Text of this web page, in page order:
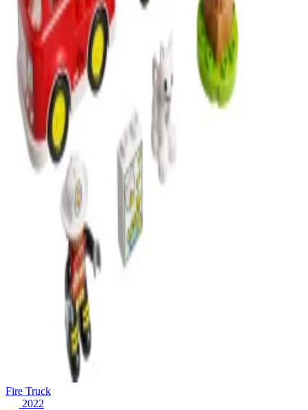
Fire Truck
2022